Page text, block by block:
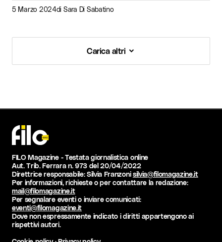
5 Marzo 2024di Sara Di Sabatino
Carica altri
FILO Magazine - Testata giornalistica online
Aut. Trib. Ferrara n. 973 del 20/04/2022
Direttrice responsabile: Silvia Franzonisilvia@filomagazine.it
Per informazioni, richieste o per contattare la redazione:
mail@filomagazine.it
Per segnalare eventi o inviare comunicati:
eventi@filomagazine.it
Dove non espressamente indicato i diritti appartengono ai
rispettivi autori.